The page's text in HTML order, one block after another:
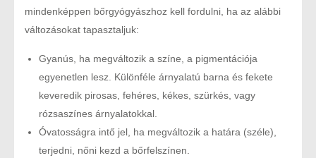
mindenképpen bőrgyógyászhoz kell fordulni, ha az alábbi
változásokat tapasztaljuk:
Gyanús, ha megváltozik a színe, a pigmentációja
egyenetlen lesz. Különféle árnyalatú barna és fekete
keveredik pirosas, fehéres, kékes, szürkés, vagy
rózsaszínes árnyalatokkal.
Óvatosságra intő jel, ha megváltozik a határa (széle),
terjedni, nőni kezd a bőrfelszínen.